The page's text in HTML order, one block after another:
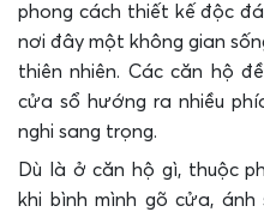
phong cách thiết kế độc
nơi đây một không gian
thiên nhiên. Các căn hộ
cửa sổ hướng ra nhiều
nghi sang trọng.
Dù là ở căn hộ gì, thuộc
khi bình mình gõ cửa,